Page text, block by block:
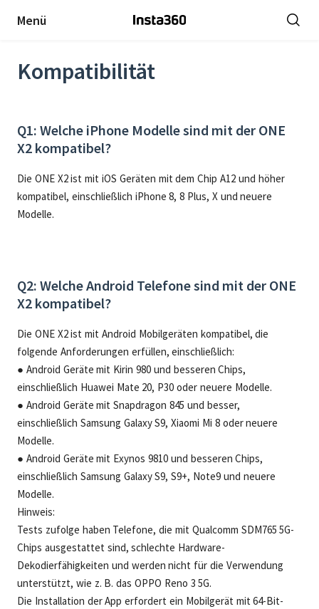
Menü
Kompatibilität
Q1: Welche iPhone Modelle sind mit der ONE
X2 kompatibel?
Die ONE X2 ist mit iOS Geräten mit dem Chip A12 und höher
kompatibel, einschließlich iPhone 8, 8 Plus, X und neuere
Modelle.
Q2: Welche Android Telefone sind mit der ONE
X2 kompatibel?
Die ONE X2 ist mit Android Mobilgeräten kompatibel, die
folgende Anforderungen erfüllen, einschließlich:
● Android Geräte mit Kirin 980 und besseren Chips,
einschließlich Huawei Mate 20, P30 oder neuere Modelle.
● Android Geräte mit Snapdragon 845 und besser,
einschließlich Samsung Galaxy S9, Xiaomi Mi 8 oder neuere
Modelle.
● Android Geräte mit Exynos 9810 und besseren Chips,
einschließlich Samsung Galaxy S9, S9+, Note9 und neuere
Modelle.
Hinweis:
Tests zufolge haben Telefone, die mit Qualcomm SDM765 5G-
Chips ausgestattet sind, schlechte Hardware-
Dekodierfähigkeiten und werden nicht für die Verwendung
unterstützt, wie z. B. das OPPO Reno 3 5G.
Die Installation der App erfordert ein Mobilgerät mit 64-Bit-